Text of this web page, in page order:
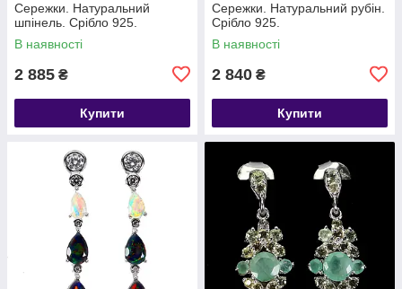
Сережки. Натуральний
шпінель. Срібло 925.
В наявності
2 885 ₴
Купити
Сережки. Натуральний рубін.
Срібло 925.
В наявності
2 840 ₴
Купити